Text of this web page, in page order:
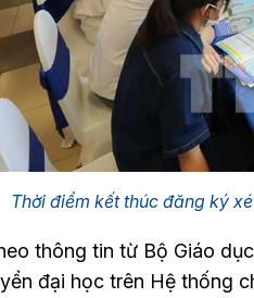
Thời điểm kết thúc đăng ký
thông tin từ Bộ Giáo
đại học trên Hệ thống